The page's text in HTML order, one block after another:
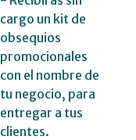
cargo un kit de
obsequios
promocionales
con el nombre de
tu negocio, para
entregar a tus
clientes.